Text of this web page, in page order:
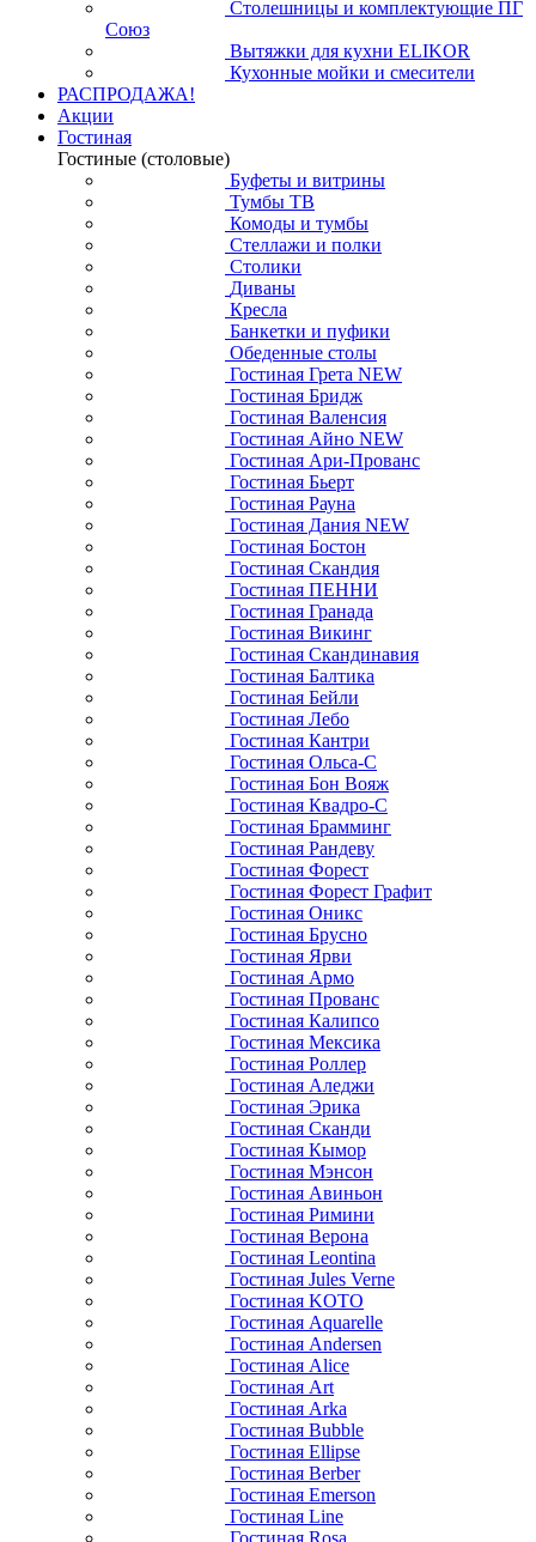
Столешницы и комплектующие ПГ
Союз
Вытяжки для кухни ELIKOR
Кухонные мойки и смесители
РАСПРОДАЖА!
Акции
Гостиная
Гостиные (столовые)
Буфеты и витрины
Тумбы ТВ
Комоды и тумбы
Стеллажи и полки
Столики
Диваны
Кресла
Банкетки и пуфики
Обеденные столы
Гостиная Грета NEW
Гостиная Бридж
Гостиная Валенсия
Гостиная Айно NEW
Гостиная Ари-Прованс
Гостиная Бьерт
Гостиная Рауна
Гостиная Дания NEW
Гостиная Бостон
Гостиная Скандия
Гостиная ПЕННИ
Гостиная Гранада
Гостиная Викинг
Гостиная Скандинавия
Гостиная Балтика
Гостиная Бейли
Гостиная Лебо
Гостиная Кантри
Гостиная Ольса-С
Гостиная Бон Вояж
Гостиная Квадро-С
Гостиная Брамминг
Гостиная Рандеву
Гостиная Форест
Гостиная Форест Графит
Гостиная Оникс
Гостиная Брусно
Гостиная Ярви
Гостиная Армо
Гостиная Прованс
Гостиная Калипсо
Гостиная Мексика
Гостиная Роллер
Гостиная Аледжи
Гостиная Эрика
Гостиная Сканди
Гостиная Кымор
Гостиная Мэнсон
Гостиная Авиньон
Гостиная Римини
Гостиная Верона
Гостиная Leontina
Гостиная Jules Verne
Гостиная KOTO
Гостиная Aquarelle
Гостиная Andersen
Гостиная Alice
Гостиная Art
Гостиная Arka
Гостиная Bubble
Гостиная Ellipse
Гостиная Berber
Гостиная Emerson
Гостиная Line
Гостиная Rosa